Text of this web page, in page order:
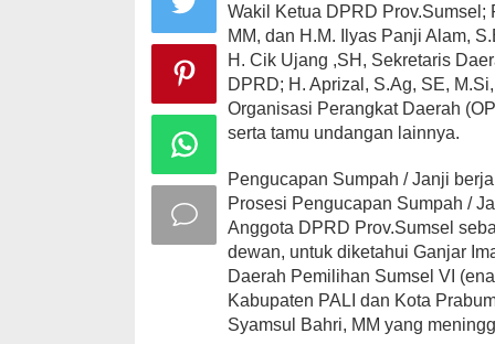
Wakil Ketua DPRD
MM, dan H.M. Ilyas Panji Alam,
H. Cik Ujang ,SH, Sekretaris
DPRD; H. Aprizal, S.Ag, SE,
Organisasi Perangkat Daerah
serta tamu undangan lainnya.
Pengucapan Sumpah / Janji
Prosesi Pengucapan Sumpah /
Anggota DPRD Prov.Sumsel
dewan, untuk diketahui Ganjar
Daerah Pemilihan Sumsel VI
Kabupaten PALI dan Kota
Syamsul Bahri, MM yang